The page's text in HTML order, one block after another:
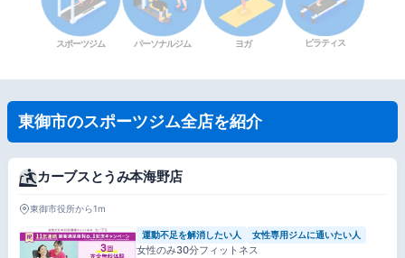
スポーツジム パーソナルジム ヨガ ピラティス
東御市のスポーツジム全店を紹介
カーブスとうみ本海野店
東御市役所から1m
運動不足を解消したい人 女性専用ジムに通いたい人
女性のみ30分フィットネス